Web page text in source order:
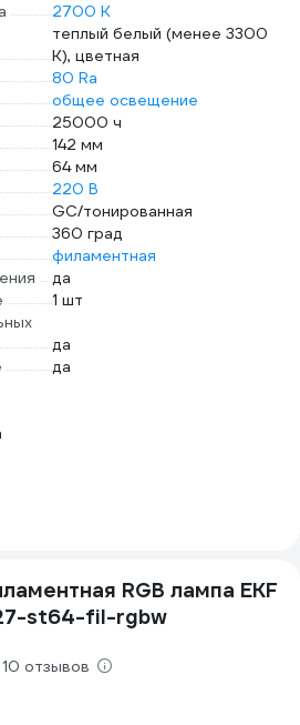
2700 К
теплый белый (менее 3300
К), цветная
80 Ra
общее освещение
25000 ч
142 мм
64 мм
220 В
GC/тонированная
360 град
филаментная
да
1 шт
да
да
RGB лампа EKF
st64-fil-rgbw
10 отзывов